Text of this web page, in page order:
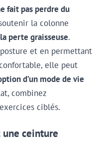
fait pas perdre du
la colonne
perte graisseuse.
et en permettant
elle peut
d’un mode de vie
combinez
ciblés.
ceinture